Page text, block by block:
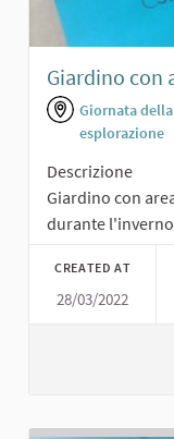
Giardino con
Giornata
esplorazione
Descrizione
Giardino con
durante
CREATED AT
28/03/2022